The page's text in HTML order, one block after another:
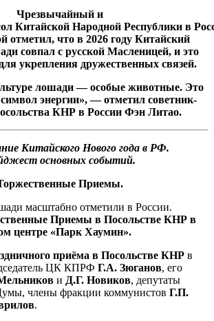
Чрезвычайный и
Китайской Народной Республики в
отметил, что в 2026 году Китайский
совпал с русской Масленицей, и это
укрепления дружественных связей.
лошади — особые животные. Это
энергии», — отметил советник-
КНР в России Фэн Литао.
Китайского Нового года в РФ.
основных событий.
Приемы.
масштабно отметили в России.
Приемы в Посольстве КНР в
центре «Парк Хаумин».
приёма в Посольстве КНР в
ЦК КПРФ Г.А. Зюганов, его
и Д.Г. Новиков, депутаты
члены фракции коммунистов Г.П.
.